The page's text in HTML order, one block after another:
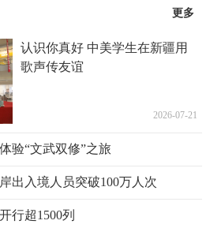
更多
认识你真好 中美学生在新疆用
歌声传友谊
2026-07-21
验“文武双修”之旅
出入境人员突破100万人次
行超1500列